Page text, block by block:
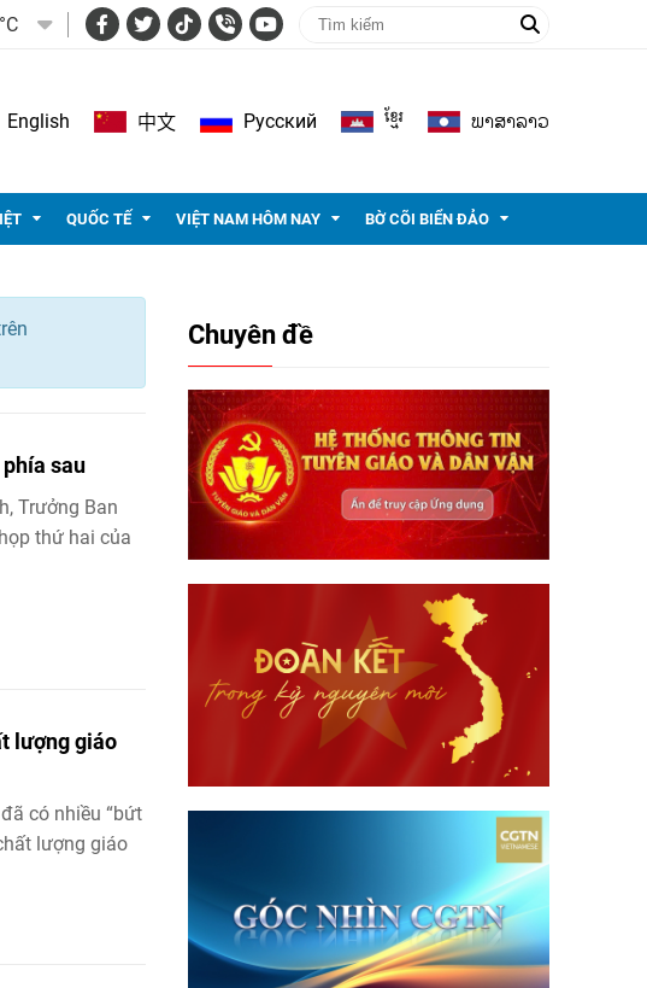
English 中文 Pусский ខ្មែរ ພາ​ສາ​ລາວ
QUỐC TẾ VIỆT NAM HÔM NAY BỜ CÕI BIỂN ĐẢO
sau
Trưởng Ban
thứ hai của
lượng giáo
có nhiều “bứt
lượng giáo
Chuyên đề